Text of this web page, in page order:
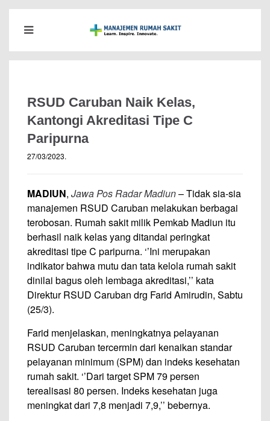
RSUD Caruban Naik Kelas,
Kantongi Akreditasi Tipe C
Paripurna
27/03/2023.
MADIUN, Jawa Pos Radar Madiun– Tidak sia-sia
manajemen RSUD Caruban melakukan berbagai
terobosan. Rumah sakit milik Pemkab Madiun itu
berhasil naik kelas yang ditandai peringkat
akreditasi tipe C paripurna. ‘’Ini merupakan
indikator bahwa mutu dan tata kelola rumah sakit
dinilai bagus oleh lembaga akreditasi,’’ kata
Direktur RSUD Caruban drg Farid Amirudin, Sabtu
(25/3).
Farid menjelaskan, meningkatnya pelayanan
RSUD Caruban tercermin dari kenaikan standar
pelayanan minimum (SPM) dan indeks kesehatan
rumah sakit. ‘’Dari target SPM 79 persen
terealisasi 80 persen. Indeks kesehatan juga
meningkat dari 7,8 menjadi 7,9,’’ bebernya.